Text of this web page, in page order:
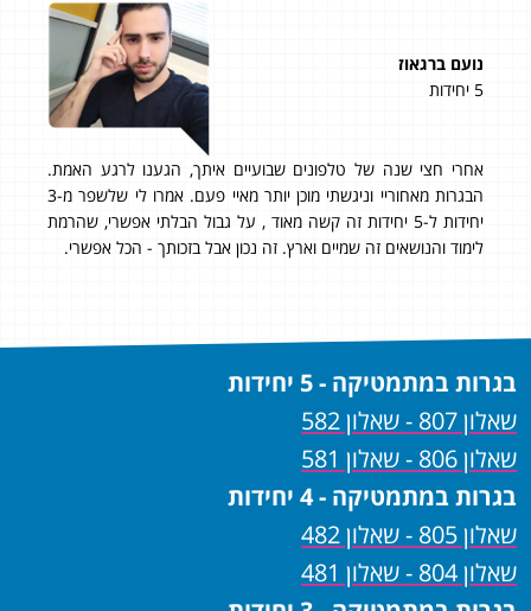
נועם ברגאוז
5 יחידות
אחרי חצי שנה של טלפונים שבועיים איתך, הגענו לרגע האמת.
הבגרות מאחוריי וניגשתי מוכן יותר מאיי פעם. אמרו לי שלשפר מ-3
יחידות ל-5 יחידות זה קשה מאוד , על גבול הבלתי אפשרי, שהרמת
לימוד והנושאים זה שמיים וארץ. זה נכון אבל בזכותך - הכל אפשרי.
בגרות במתמטיקה - 5 יחידות
שאלון 807 - שאלון 582
שאלון 806 - שאלון 581
בגרות במתמטיקה - 4 יחידות
שאלון 805 - שאלון 482
שאלון 804 - שאלון 481